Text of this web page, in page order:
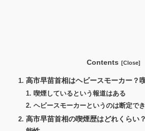
Contents
高市早苗首相はヘビースモーカー？
喫煙しているという報道はある
ヘビースモーカーというのは断定で
高市早苗首相の喫煙歴はどれくらい